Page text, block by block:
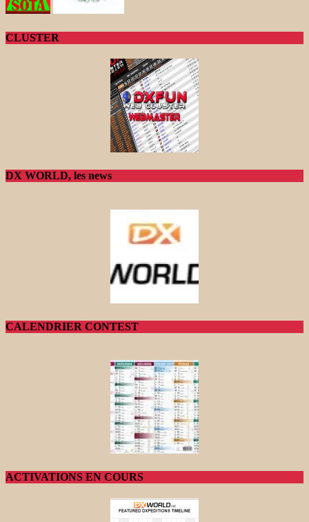
CLUSTER
DX WORLD, les news
CALENDRIER CONTEST
ACTIVATIONS EN COURS